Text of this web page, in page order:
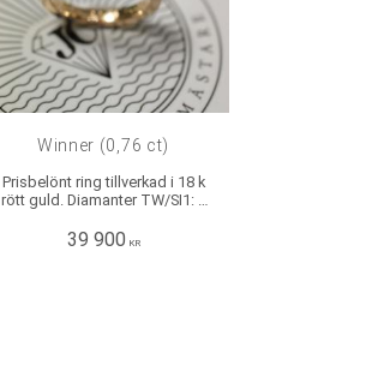
Winner (0,76 ct)
Prisbelönt ring tillverkad i 18 k
rött guld. Diamanter TW/SI1: 1
Bredd: ca 2,4 mm, Höjd: ca 2
39 900 KR